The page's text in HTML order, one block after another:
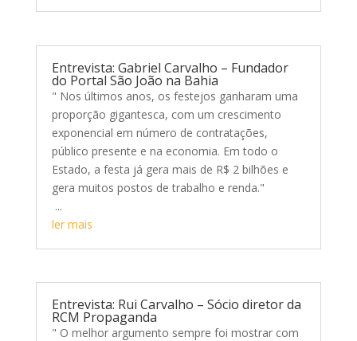
Entrevista: Gabriel Carvalho – Fundador
do Portal São João na Bahia
" Nos últimos anos, os festejos ganharam uma
proporção gigantesca, com um crescimento
exponencial em número de contratações,
público presente e na economia. Em todo o
Estado, a festa já gera mais de R$ 2 bilhões e
gera muitos postos de trabalho e renda."
...
ler mais
Entrevista: Rui Carvalho – Sócio diretor da
RCM Propaganda
" O melhor argumento sempre foi mostrar com